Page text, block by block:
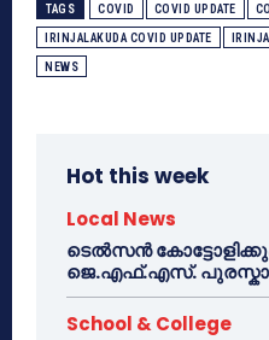
TAGS COVID COVID UPDATE
IRINJALAKUDA COVID UPDATE
NEWS
Hot this week
Local News
ടെൽസൻ
ജെ.എഫ്.എസ്.
School & College